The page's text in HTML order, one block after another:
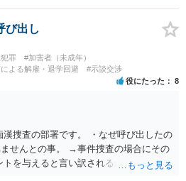
と思います。
び出し
罪
#加害者（未成年）
よる解雇・退学回避 #示談交渉
役にたった 8
捜査の部署です。 ・なぜ呼び出したの
せんとの事。 →事件捜査の場合にその
を与えると言い訳されるからです。 ・